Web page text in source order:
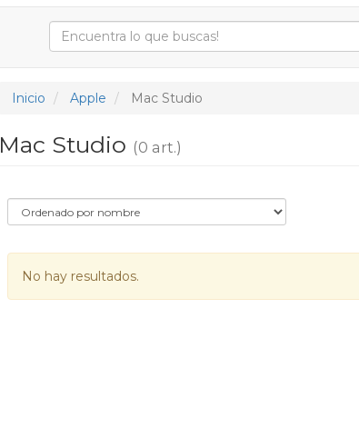
Inicio Apple Mac Studio
Mac Studio (0 art.)
No hay resultados.